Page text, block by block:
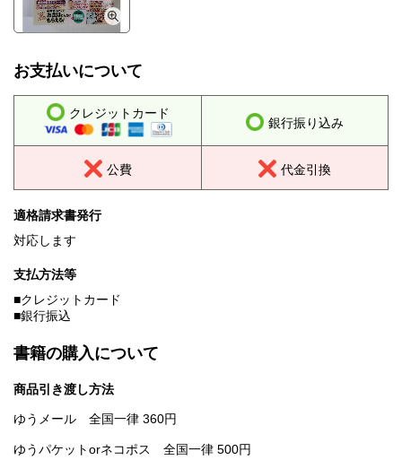
お支払いについて
クレジットカード
銀行振り込み
公費 代金引換
適格請求書発行
対応します
支払方法等
■クレジットカード
■銀行振込
書籍の購入について
商品引き渡し方法
ゆうメール 全国一律 360円
ゆうパケットorネコポス 全国一律 500円